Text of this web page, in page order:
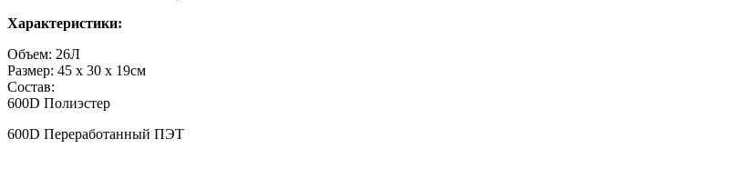
Характеристики:
Объем: 26Л
Размер: 45 x 30 x 19см
Состав:
600D Полиэстер
600D Переработанный ПЭТ